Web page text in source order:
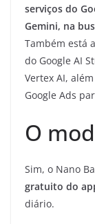
serviços do
Gemini, na
Também está
do Google AI
Vertex AI,
Google Ads
O
Sim, o Nano
gratuito do
diário.